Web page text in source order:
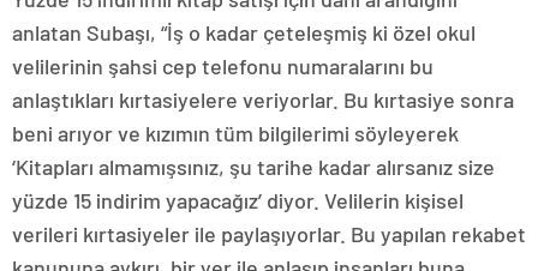
anlatan Subaşı, “İş o kadar çeteleşmiş ki özel okul
velilerinin şahsi cep telefonu numaralarını bu
anlaştıkları kırtasiyelere veriyorlar. Bu kırtasiye sonra
beni arıyor ve kızımın tüm bilgilerimi söyleyerek
‘Kitapları almamışsınız, şu tarihe kadar alırsanız size
yüzde 15 indirim yapacağız’ diyor. Velilerin kişisel
verileri kırtasiyeler ile paylaşıyorlar. Bu yapılan rekabet